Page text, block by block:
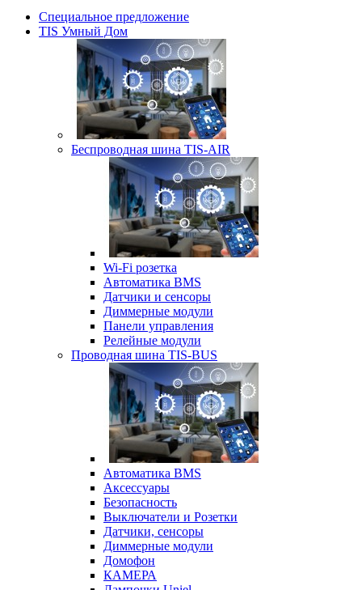
Специальное предложение
TIS Умный Дом
Беспроводная шина TIS-AIR
Wi-Fi розетка
Автоматика BMS
Датчики и сенсоры
Диммерные модули
Панели управления
Релейные модули
Проводная шина TIS-BUS
Автоматика BMS
Аксессуары
Безопасность
Выключатели и Розетки
Датчики, сенсоры
Диммерные модули
Домофон
КАМЕРА